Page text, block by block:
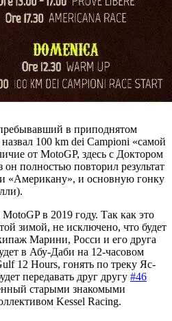
в приподнятом
100 km dei Campioni «самой
от MotoGP, здесь с Доктором
он полностью повторил результат
«Американу», и основную гонку
в 2019 году. Так как это
зимой, не исключено, что будет
Марини, Росси и его друга
в Абу-Даби на 12-часовом
12 Hours, гонять по треку Яс-
передавать друг другу #46
старыми знакомыми
Kessel Racing.